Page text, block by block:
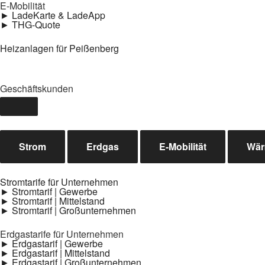
E-Mobilität
► LadeKarte & LadeApp
► THG-Quote
Heizanlagen für Peißenberg
Geschäftskunden
Strom Erdgas E-Mobilität
Stromtarife für Unternehmen
► Stromtarif | Gewerbe
► Stromtarif | Mittelstand
► Stromtarif | Großunternehmen
Erdgastarife für Unternehmen
► Erdgastarif | Gewerbe
► Erdgastarif | Mittelstand